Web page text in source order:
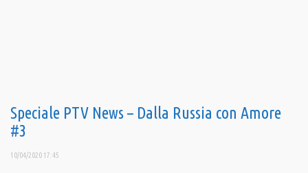
Speciale PTV News – Dalla Russia con Amore
#3
10/04/2020 17:45